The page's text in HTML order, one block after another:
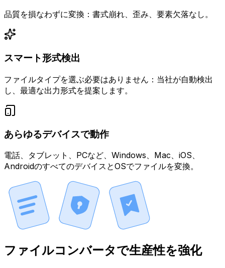
品質を損なわずに変換：書式崩れ、歪み、要素欠落なし。
スマート形式検出
ファイルタイプを選ぶ必要はありません：当社が自動検出
し、最適な出力形式を提案します。
あらゆるデバイスで動作
電話、タブレット、PCなど、Windows、Mac、iOS、
AndroidのすべてのデバイスとOSでファイルを変換。
ファイルコンバータで生産性を強化